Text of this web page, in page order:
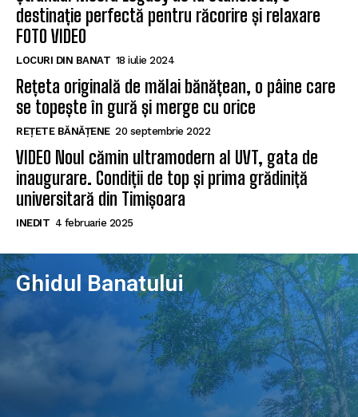
destinație perfectă pentru răcorire și relaxare
FOTO VIDEO
LOCURI DIN BANAT 18 iulie 2024
Rețeta originală de mălai bănățean, o pâine care
se topește în gură și merge cu orice
REȚETE BĂNĂȚENE 20 septembrie 2022
VIDEO Noul cămin ultramodern al UVT, gata de
inaugurare. Condiții de top și prima grădiniță
universitară din Timișoara
INEDIT 4 februarie 2025
Ghidul Banatului